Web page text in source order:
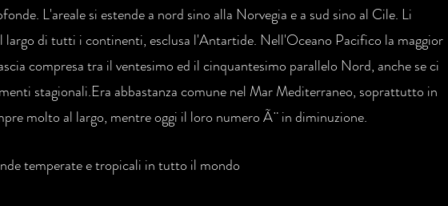
L'areale si estende a nord sino alla Norvegia e a sud sino al Cile. Li
largo di tutti i continenti, esclusa l'Antartide. Nell'Oceano Pacifico la maggior
compresa tra il ventesimo ed il cinquantesimo parallelo Nord, anche se ci
stagionali.Era abbastanza comune nel Mar Mediterraneo, soprattutto in
molto al largo, mentre oggi il loro numero Ã¨ in diminuzione.
temperate e tropicali in tutto il mondo